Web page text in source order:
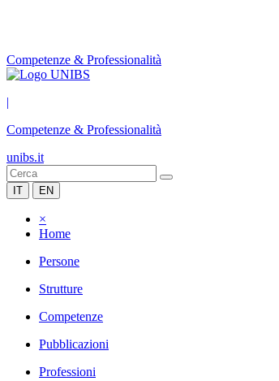
Competenze & Professionalità
|
Competenze & Professionalità
unibs.it
IT EN
×
Home
Persone
Strutture
Competenze
Pubblicazioni
Professioni